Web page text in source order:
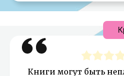
Книги могут быть